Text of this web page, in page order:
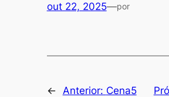
out 22, 2025—por
← Anterior: Cena5